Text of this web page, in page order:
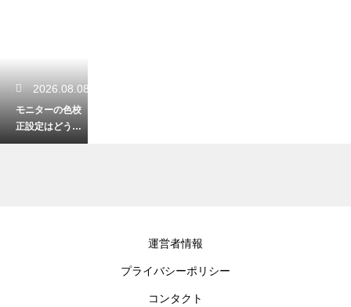
2026.08.08
モニターの色校
正設定はどうす
る？正確な色表
運営者情報
プライバシーポリシー
コンタクト